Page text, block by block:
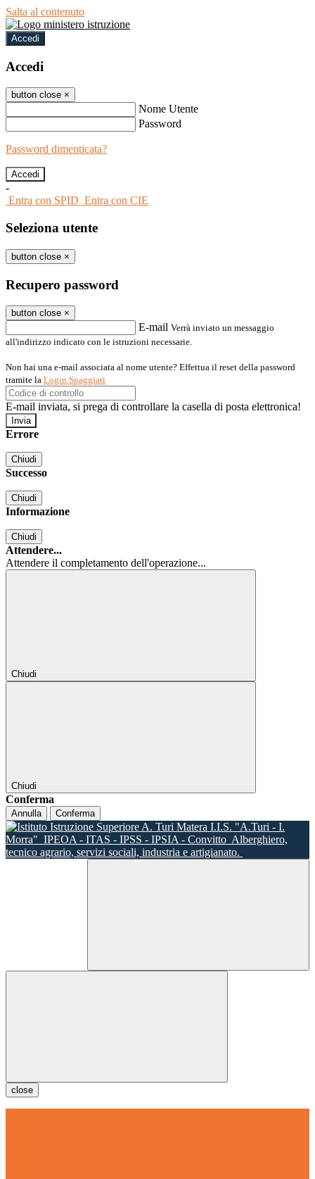
Salta al contenuto
Accedi
Accedi
button close ×
Nome Utente
Password
Password dimenticata?
-
Entra con SPID Entra con CIE
Seleziona utente
button close ×
Recupero password
button close ×
E-mail Verrà inviato un messaggio
all'indirizzo indicato con le istruzioni necessarie.
Non hai una e-mail associata al nome utente? Effettua il reset della password
tramite la Login Spaggiari
E-mail inviata, si prega di controllare la casella di posta elettronica!
Errore
Chiudi
Successo
Chiudi
Informazione
Chiudi
Attendere...
Attendere il completamento dell'operazione...
Chiudi
Chiudi
Conferma
Annulla Conferma
I.I.S. "A.Turi - I.
Morra" IPEOA - ITAS - IPSS - IPSIA - Convitto Alberghiero,
tecnico agrario, servizi sociali, industria e artigianato.
close